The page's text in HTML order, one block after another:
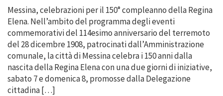
Messina, celebrazioni per il 150° compleanno della Regina
Elena. Nell’ambito del programma degli eventi
commemorativi del 114esimo anniversario del terremoto
del 28 dicembre 1908, patrocinati dall’Amministrazione
comunale, la città di Messina celebra i 150 anni dalla
nascita della Regina Elena con una due giorni di iniziative,
sabato 7 e domenica 8, promosse dalla Delegazione
cittadina […]